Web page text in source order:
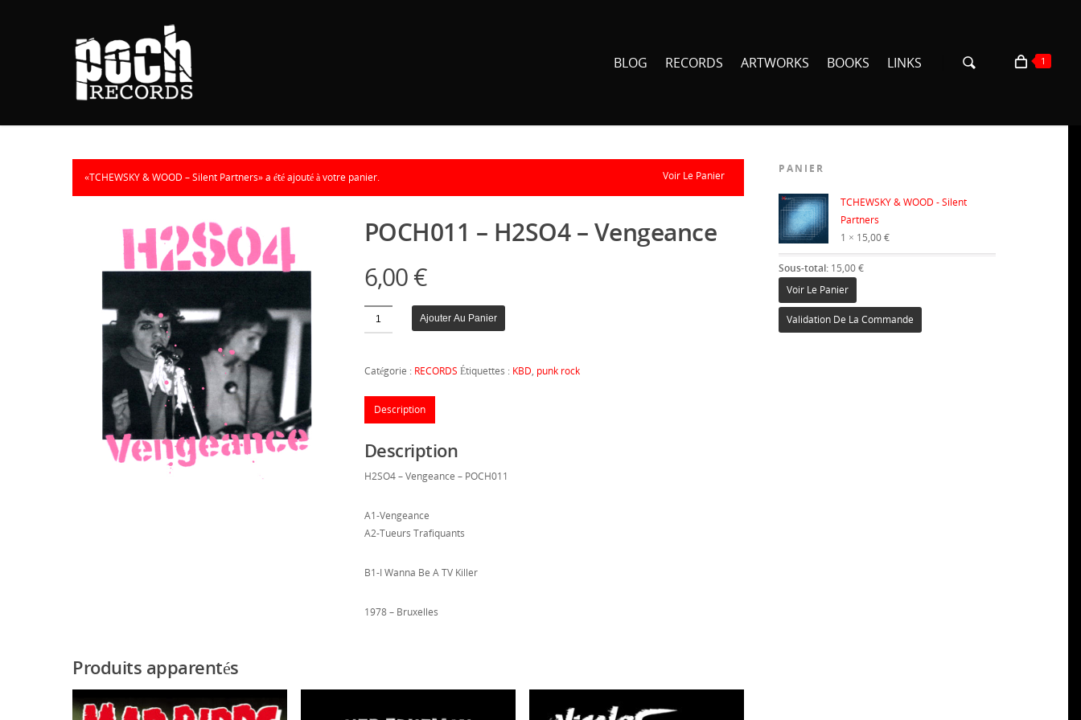
BLOG RECORDS ARTWORKS BOOKS LINKS 1
Voir Le Panier
«TCHEWSKY & WOOD – Silent Partners» a été ajouté à votre panier.
POCH011 – H2SO4 – Vengeance
6,00€
Quantité Ajouter Au Panier
Catégorie : RECORDS Étiquettes : KBD, punk rock
Description
Description
H2SO4 – Vengeance – POCH011
A1-Vengeance
A2-Tueurs Trafiquants
B1-I Wanna Be A TV Killer
1978 – Bruxelles
Produits apparentés
PANIER
×
TCHEWSKY & WOOD - Silent
Partners
1 × 15,00€
Sous-total: 15,00€
Voir Le Panier
Validation De La Commande